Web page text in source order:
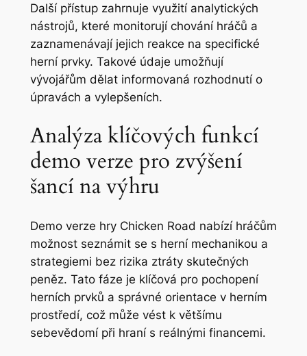
Další přístup zahrnuje využití analytických
nástrojů, které monitorují chování hráčů a
zaznamenávají jejich reakce na specifické
herní prvky. Takové údaje umožňují
vývojářům dělat informovaná rozhodnutí o
úpravách a vylepšeních.
Analýza klíčových funkcí
demo verze pro zvýšení
šancí na výhru
Demo verze hry Chicken Road nabízí hráčům
možnost seznámit se s herní mechanikou a
strategiemi bez rizika ztráty skutečných
peněz. Tato fáze je klíčová pro pochopení
herních prvků a správné orientace v herním
prostředí, což může vést k většímu
sebevědomí při hraní s reálnými financemi.